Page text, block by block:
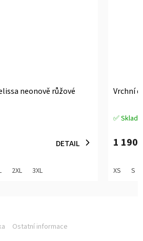
neonově růžové
DETAIL
2XL 3XL
Vrchní
Průměrné
produktu
je
z
✅
1 190
XS S
Ostatní informace